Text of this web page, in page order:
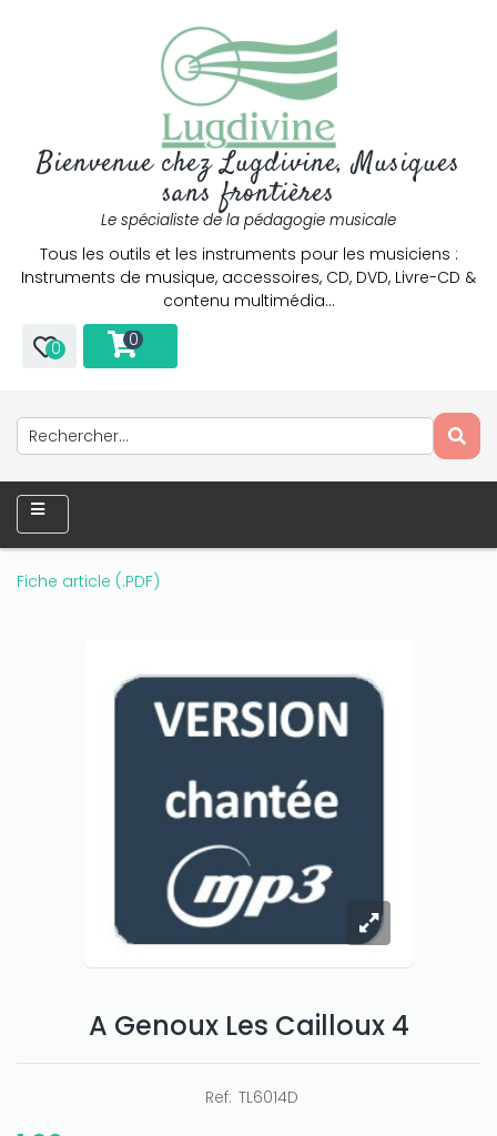
Bienvenue chez Lugdivine, Musiques
sans frontières
Le spécialiste de la pédagogie musicale
Tous les outils et les instruments pour les musiciens :
Instruments de musique, accessoires, CD, DVD, Livre-CD &
contenu multimédia…
0 0
Fiche article (.PDF)
A Genoux Les Cailloux 4
Ref: TL6014D
Only play atJoo casinoif you really want to win a huge